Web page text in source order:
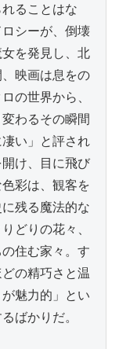
ることはな
シーが、倒壊
を発見し、北
映画は息をの
の世界から、
わるその瞬間
い」と評され
け、目に飛び
彩は、観客を
残る魔法的な
どりの花々、
住む家々。す
の精巧さと温
魅力的」とい
ばかりだ。